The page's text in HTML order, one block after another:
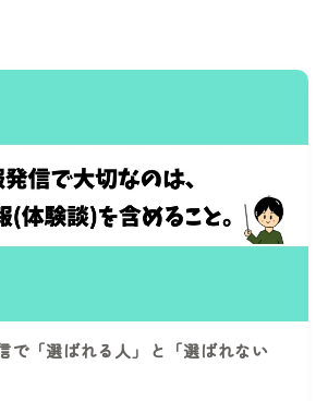
で「選ばれる人」と「選ばれない